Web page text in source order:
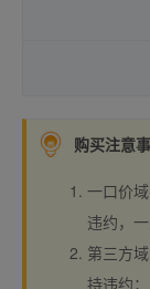
购买注意
一口价
违约，
第三方
持违约；